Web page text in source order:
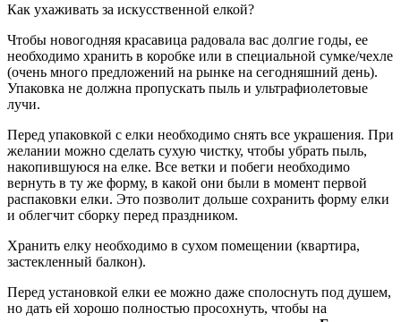
Как ухаживать за искусственной елкой?
Чтобы новогодняя красавица радовала вас долгие годы, ее
необходимо хранить в коробке или в специальной сумке/чехле
(очень много предложений на рынке на сегодняшний день).
Упаковка не должна пропускать пыль и ультрафиолетовые
лучи.
Перед упаковкой с елки необходимо снять все украшения. При
желании можно сделать сухую чистку, чтобы убрать пыль,
накопившуюся на елке. Все ветки и побеги необходимо
вернуть в ту же форму, в какой они были в момент первой
распаковки елки. Это позволит дольше сохранить форму елки
и облегчит сборку перед праздником.
Хранить елку необходимо в сухом помещении (квартира,
застекленный балкон).
Перед установкой елки ее можно даже сполоснуть под душем,
но дать ей хорошо полностью просохнуть, чтобы на